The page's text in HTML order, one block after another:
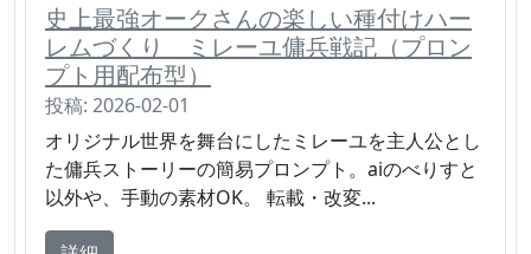
史上最強オークさんの楽しい種付けハー
レムづくり ミレーユ傭兵戦記（プロン
プト用配布型）
投稿: 2026-02-01
オリジナル世界を舞台にしたミレーユを主人公とし
た傭兵ストーリーの簡易プロンプト。aiのべりすと
以外や、手動の素材OK。 転載・改変...